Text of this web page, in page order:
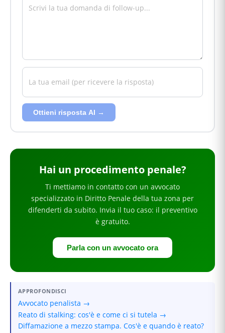
Ottieni risposta AI →
Hai un procedimento penale?
Ti mettiamo in contatto con un avvocato
specializzato in Diritto Penale della tua zona per
difenderti da subito. Invia il tuo caso: il preventivo
è gratuito.
Parla con un avvocato ora
APPROFONDISCI
Avvocato penalista →
Reato di stalking: cos'è e come ci si tutela →
Diffamazione a mezzo stampa. Cos'è e quando è reato?